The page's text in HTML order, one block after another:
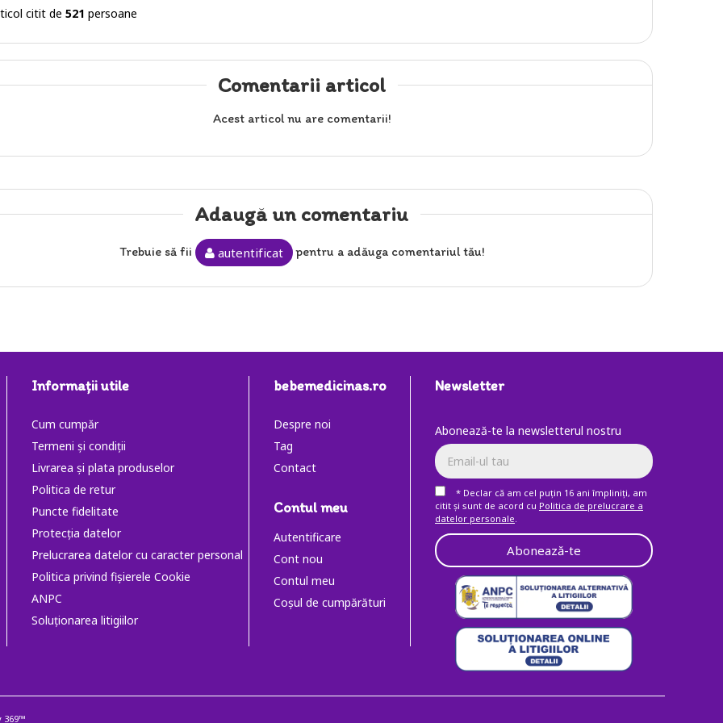
citit de 521 persoane
Comentarii articol
Acest articol nu are comentarii!
Adaugă un comentariu
Trebuie să fii autentificat pentru a adăuga comentariul tău!
Informaţii utile
Cum cumpăr
Termeni și condiții
Livrarea și plata produselor
Politica de retur
Puncte fidelitate
Protecția datelor
Prelucrarea datelor cu caracter personal
Politica privind fișierele Cookie
ANPC
Soluţionarea litigiilor
bebemedicinas.ro
Despre noi
Tag
Contact
Contul meu
Autentificare
Cont nou
Contul meu
Coşul de cumpărături
Newsletter
Abonează-te la newsletterul nostru
* Declar că am cel puţin 16 ani împliniţi, am
citit şi sunt de acord cu Politica de prelucrare a
datelor personale
Abonează-te
369™